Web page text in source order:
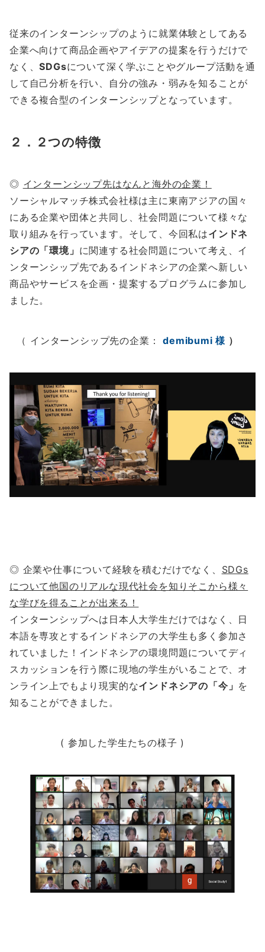
従来のインターンシップのように就業体験としてある
企業へ向けて商品企画やアイデアの提案を行うだけで
なく、SDGsについて深く学ぶことやグループ活動を通
して自己分析を行い、自分の強み・弱みを知ることが
できる複合型のインターンシップとなっています。
２． ２つの特徴
◎ インターンシップ先はなんと海外の企業！
ソーシャルマッチ株式会社様は主に東南アジアの国々
にある企業や団体と共同し、社会問題について様々な
取り組みを行っています。そして、今回私はインドネ
シアの「環境」 に関連する社会問題について考え、イ
ンターンシップ先であるインドネシアの企業へ新しい
商品やサービスを企画・提案するプログラムに参加し
ました。
（ インターンシップ先の企業：demibumi 様 ）
◎ 企業や仕事について経験を積むだけでなく、 SDGs
について他国のリアルな現代社会を知りそこから様々
な学びを得ることが出来る！
インターンシップへは日本人大学生だけではなく、日
本語を専攻とするインドネシアの大学生も多く参加さ
れていました！インドネシアの環境問題についてディ
スカッションを行う際に現地の学生がいることで、オ
ンライン上でもより現実的なインドネシアの「今」 を
知ることができました。
( 参加した学生たちの様子 )